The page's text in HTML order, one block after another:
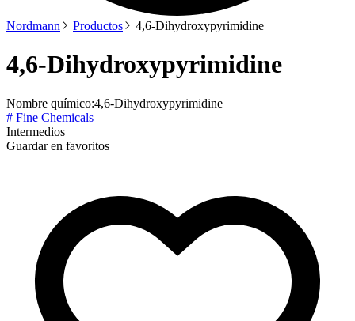
Nordmann Productos 4,6-Dihydroxypyrimidine
4,6-Dihydroxypyrimidine
Nombre químico:4,6-Dihydroxypyrimidine
# Fine Chemicals
Intermedios
Guardar en favoritos